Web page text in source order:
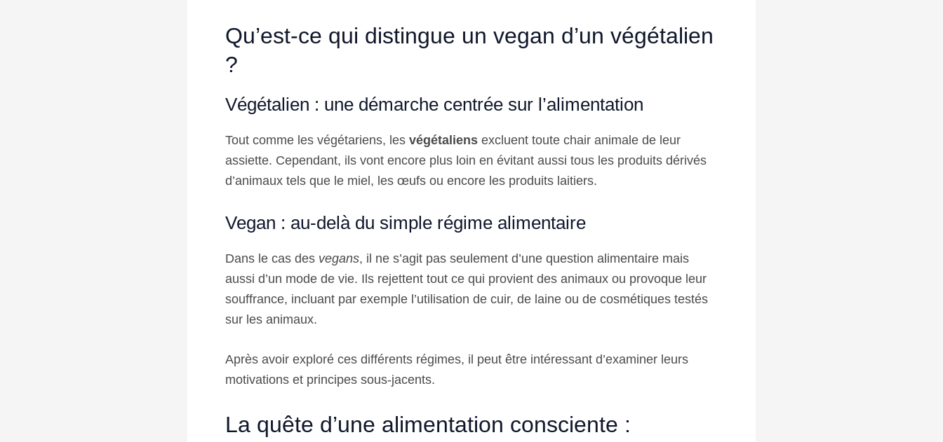
Qu’est-ce qui distingue un vegan d’un végétalien
?
Végétalien : une démarche centrée sur l’alimentation
Tout comme les végétariens, les végétaliens excluent toute chair animale de leur
assiette. Cependant, ils vont encore plus loin en évitant aussi tous les produits dérivés
d’animaux tels que le miel, les œufs ou encore les produits laitiers.
Vegan : au-delà du simple régime alimentaire
Dans le cas des vegans, il ne s’agit pas seulement d’une question alimentaire mais
aussi d’un mode de vie. Ils rejettent tout ce qui provient des animaux ou provoque leur
souffrance, incluant par exemple l’utilisation de cuir, de laine ou de cosmétiques testés
sur les animaux.
Après avoir exploré ces différents régimes, il peut être intéressant d’examiner leurs
motivations et principes sous-jacents.
La quête d’une alimentation consciente :